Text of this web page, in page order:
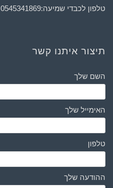
טלפון לכבדי שמיעה:0545341869
תיצור איתנו קשר
השם שלך
האימייל שלך
טלפון
ההודעה שלך